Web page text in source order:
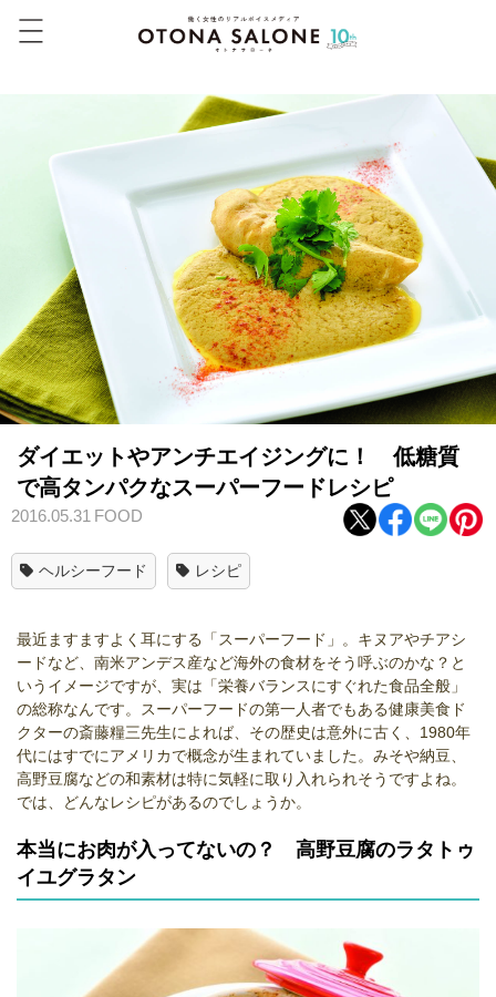
ダイエットやアンチエイジングに！ 低糖質
で高タンパクなスーパーフードレシピ
2016.05.31 FOOD
ヘルシーフード レシピ
最近ますますよく耳にする「スーパーフード」。キヌアやチアシ
ードなど、南米アンデス産など海外の食材をそう呼ぶのかな？と
いうイメージですが、実は「栄養バランスにすぐれた食品全般」
の総称なんです。スーパーフードの第一人者でもある健康美食ド
クターの斎藤糧三先生によれば、その歴史は意外に古く、1980年
代にはすでにアメリカで概念が生まれていました。みそや納豆、
高野豆腐などの和素材は特に気軽に取り入れられそうですよね。
では、どんなレシピがあるのでしょうか。
本当にお肉が入ってないの？ 高野豆腐のラタトゥ
イユグラタン